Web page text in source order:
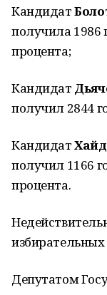
Кандидат
получила 1986
процента;
Кандидат
получил 2844
Кандидат
получил 1166
процента.
Депутатом